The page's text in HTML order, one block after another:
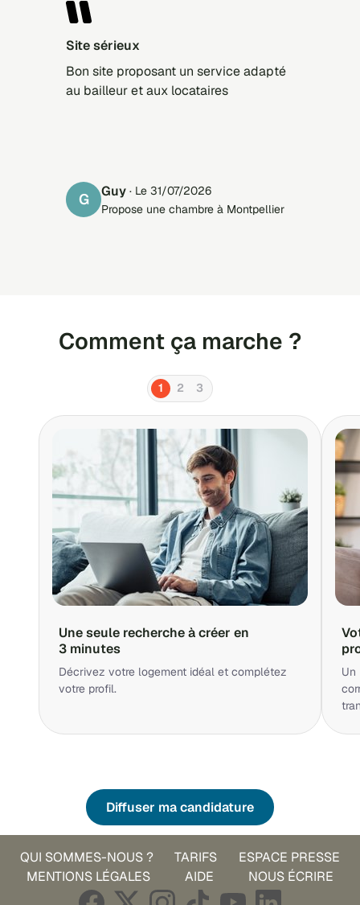
Site sérieux
Bon site proposant un service adapté
au bailleur et aux locataires
G Guy · Le 31/07/2026
Propose une chambre à Montpellier
Comment ça marche ?
1 2 3
Une seule recherche à créer en
3 minutes
Décrivez votre logement idéal et complétez
votre profil.
Un
Diffuser ma candidature
QUI SOMMES-NOUS ? TARIFS
ESPACE PRESSE
MENTIONS LÉGALES
AIDE NOUS ÉCRIRE